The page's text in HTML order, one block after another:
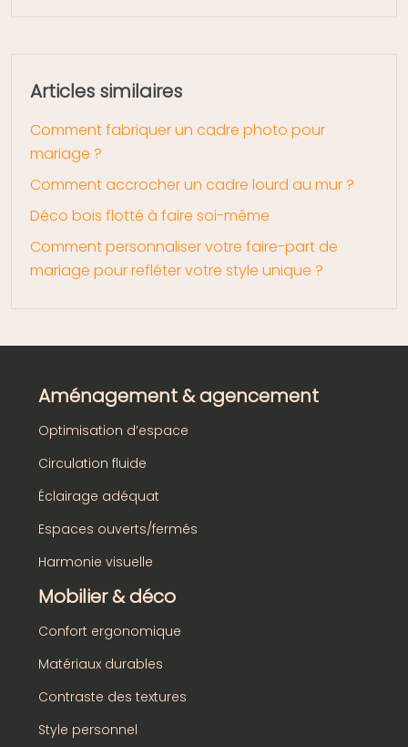
Articles similaires
Comment fabriquer un cadre photo pour
mariage ?
Comment accrocher un cadre lourd au mur ?
Déco bois flotté à faire soi-même
Comment personnaliser votre faire-part de
mariage pour refléter votre style unique ?
Aménagement & agencement
Optimisation d’espace
Circulation fluide
Éclairage adéquat
Espaces ouverts/fermés
Harmonie visuelle
Mobilier & déco
Confort ergonomique
Matériaux durables
Contraste des textures
Style personnel